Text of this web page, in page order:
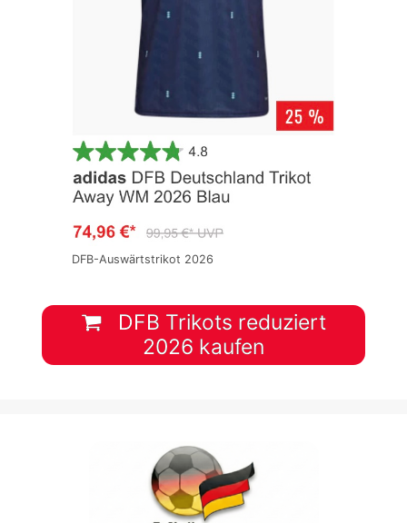
DFB-Auswärtstrikot 2026
DFB Trikots reduziert
2026 kaufen